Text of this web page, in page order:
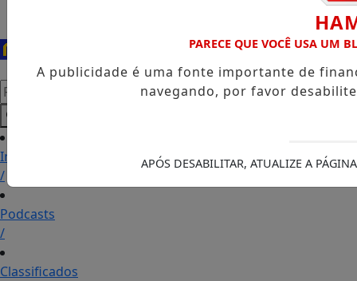
Pesquisar Notícia
Início
/
Podcasts
/
Classificados
PARECE QUE VOCÊ USA UM
A publicidade é uma fonte importante de
navegando, por favor
APÓS DESABILITAR, ATUALIZE A